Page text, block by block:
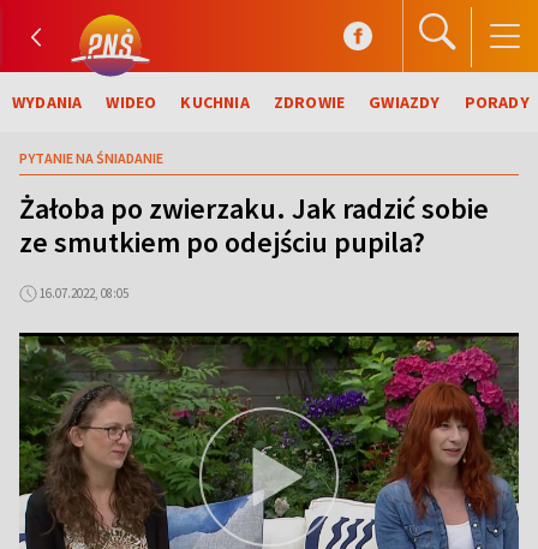
WYDANIA WIDEO KUCHNIA ZDROWIE GWIAZDY PORADY
PYTANIE NA ŚNIADANIE
Żałoba po zwierzaku. Jak radzić sobie
ze smutkiem po odejściu pupila?
16.07.2022, 08:05